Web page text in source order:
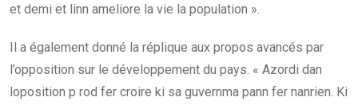
et demi et linn ameliore la vie la population ».
Il a également donné la réplique aux propos avancés par
l’opposition sur le développement du pays. « Azordi dan
loposition p rod fer croire ki sa guvernma pann fer nanrien. Ki